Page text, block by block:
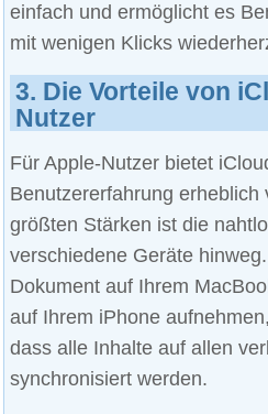
einfach und ermöglicht es
mit wenigen Klicks
3. Die Vorteile von
Nutzer
Für Apple-Nutzer bietet
Benutzererfahrung erheblich
größten Stärken ist die
verschiedene Geräte
Dokument auf Ihrem
auf Ihrem iPhone
dass alle Inhalte auf allen
synchronisiert werden.